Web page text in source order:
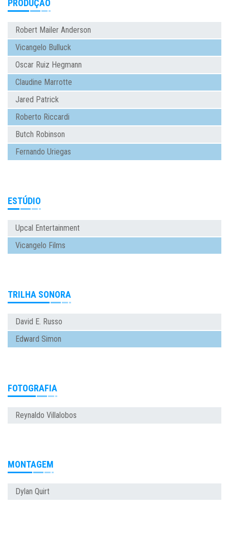
PRODUÇÃO
Robert Mailer Anderson
Vicangelo Bulluck
Oscar Ruiz Hegmann
Claudine Marrotte
Jared Patrick
Roberto Riccardi
Butch Robinson
Fernando Uriegas
ESTÚDIO
Upcal Entertainment
Vicangelo Films
TRILHA SONORA
David E. Russo
Edward Simon
FOTOGRAFIA
Reynaldo Villalobos
MONTAGEM
Dylan Quirt